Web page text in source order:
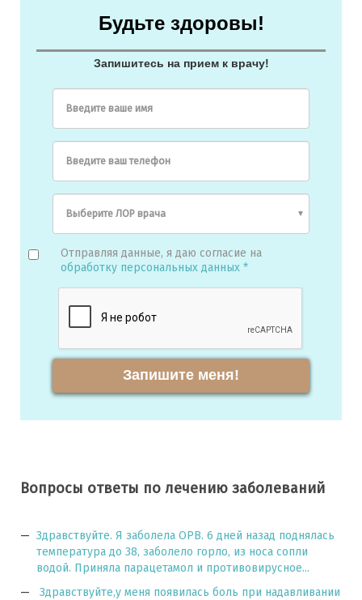
Будьте здоровы!
Запишитесь на прием к врачу!
Введите ваше имя
Введите ваш телефон
Отправляя данные, я даю согласие на
обработку персональных данных *
Запишите меня!
Вопросы ответы по лечению заболеваний
Здравствуйте. Я заболела ОРВ. 6 дней назад поднялась
температура до 38, заболело горло, из носа сопли
водой. Приняла парацетамол и противовирусное...
Здравствуйте,у меня появилась боль при надавливании